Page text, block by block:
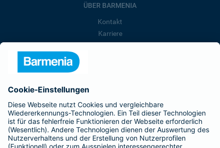
ÜBER BARMENIA
Kontakt
Karriere
Barmenia ist Teil der BarmeniaGothaer
BELIEBTE SEITEN
Kranken-Zusatzversicherung
Tierversicherungen